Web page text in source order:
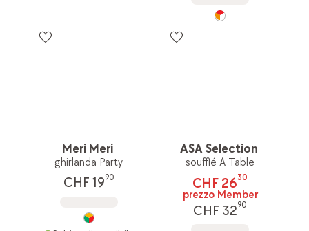
Meri Meri
ghirlanda Party
CHF 1990
ASA Selection
soufflé A Table
CHF 2630
prezzo Member
CHF 3290